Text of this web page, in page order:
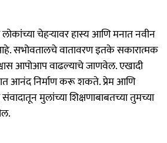
चेहऱ्यावर हास्य आणि मनात नवीन
सभोवतालचे वातावरण इतके सकारात्मक
आपोआप वाढल्याचे जाणवेल. एखादी
आनंद निर्माण करू शकते. प्रेम आणि
मुलांच्या शिक्षणाबाबतच्या तुमच्या